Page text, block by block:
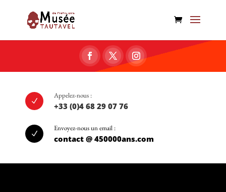
N
Appelez-nous :
+33 (0)4 68 29 07 76
N
Envoyez-nous un email :
contact @ 450000ans.com